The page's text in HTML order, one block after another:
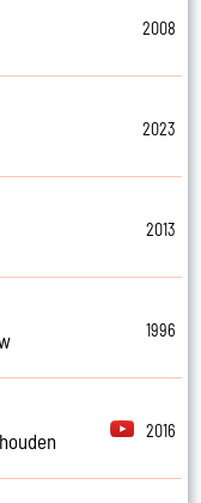
2008
2023
2013
1996
2016